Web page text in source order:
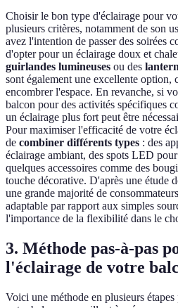
Choisir le bon type d'éclairage pour
plusieurs critères, notamment de son
avez l'intention de passer des soirées
d'opter pour un éclairage doux et
guirlandes lumineuses ou des
sont également une excellente option,
encombrer l'espace. En revanche, si
balcon pour des activités spécifiques
un éclairage plus fort peut être
Pour maximiser l'efficacité de votre
de combiner différents types : des
éclairage ambiant, des spots LED
quelques accessoires comme des
touche décorative. D'après une étude
une grande majorité de
adaptable par rapport aux simples
l'importance de la flexibilité dans le
3. Méthode pas-à-pas
l'éclairage de votre
Voici une méthode en plusieurs